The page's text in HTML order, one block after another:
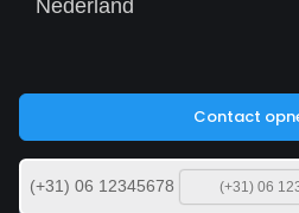
Nederland
Contact
(+31) 06 12345678